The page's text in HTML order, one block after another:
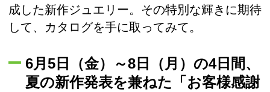
成した新作ジュエリー。その特別な輝きに期待
して、カタログを手に取ってみて。
6月5日（金）～8日（月）の4日間、
夏の新作発表を兼ねた「お客様感謝